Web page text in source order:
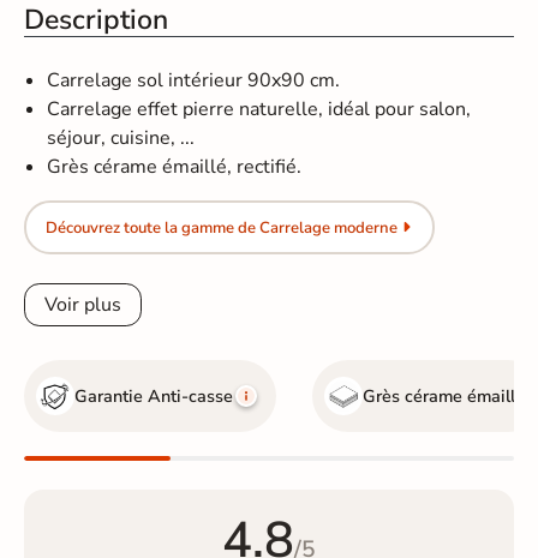
Description
Carrelage sol intérieur 90x90 cm.
Carrelage effet pierre naturelle, idéal pour salon,
séjour, cuisine, ...
Grès cérame émaillé, rectifié.
Découvrez toute la gamme de Carrelage moderne
Voir plus
Garantie Anti-casse Grès cérame émaillé
4.8/5